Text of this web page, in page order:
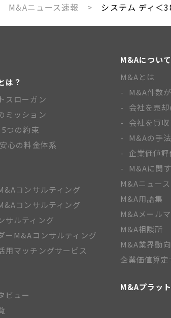
M&Aニュース速報 システム ディ＜
は？
スローガン
ミッション
つの約束
心の料金体系
コンサルティング
コンサルティング
サルティング
ーM&Aコンサルティング
用マッチングサービス
ビュー
M&Aについて
M&Aとは
M&A件数
会社を売
会社を買
M&Aの手法
企業価値評
M&Aに関
M&Aニュース
M&A用語集
M&Aメール
M&A相談所
M&A業界動向
企業価値算定
M&Aプラッ